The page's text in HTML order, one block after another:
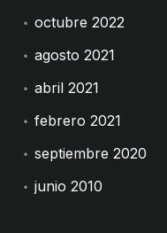
octubre 2022
agosto 2021
abril 2021
febrero 2021
septiembre 2020
junio 2010